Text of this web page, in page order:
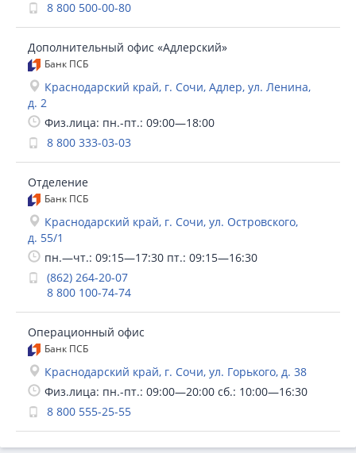
8 800 500-00-80
Дополнительный офис «Адлерский»
Банк ПСБ
Краснодарский край, г. Сочи, Адлер, ул. Ленина,
д. 2
Физ.лица: пн.-пт.: 09:00—18:00
8 800 333-03-03
Отделение
Банк ПСБ
Краснодарский край, г. Сочи, ул. Островского,
д. 55/1
пн.—чт.: 09:15—17:30 пт.: 09:15—16:30
(862) 264-20-07
8 800 100-74-74
Операционный офис
Банк ПСБ
Краснодарский край, г. Сочи, ул. Горького, д. 38
Физ.лица: пн.-пт.: 09:00—20:00 сб.: 10:00—16:30
8 800 555-25-55